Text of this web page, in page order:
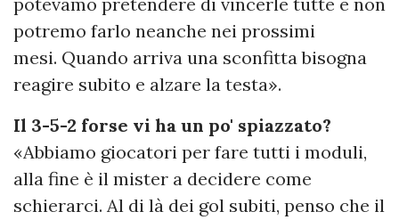
potremo farlo neanche nei prossimi
mesi. Quando arriva una sconfitta bisogna
reagire subito e alzare la testa».
Il 3-5-2 forse vi ha un po' spiazzato?
«Abbiamo giocatori per fare tutti i moduli,
alla fine è il mister a decidere come
schierarci. Al di là dei gol subiti, penso che il